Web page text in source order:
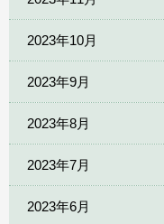
2023年10月
2023年9月
2023年8月
2023年7月
2023年6月